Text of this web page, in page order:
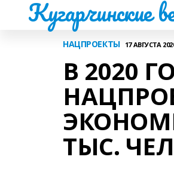
Кугарчинские
НАЦПРОЕКТЫ 17 АВГУСТА
В 2020
ТЫС.